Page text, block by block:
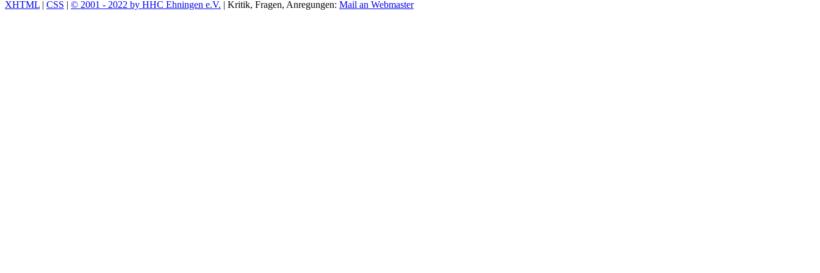
XHTML | CSS | © 2001 - 2022 by HHC Ehningen e.V. | Kritik, Fragen, Anregungen: Mail an Webmaster